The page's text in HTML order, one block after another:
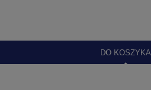
DO KOSZYKA